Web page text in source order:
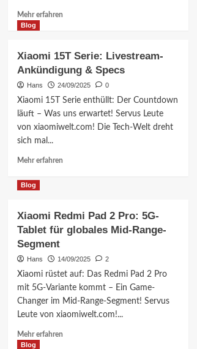
Mehr erfahrenMehr
17
Serie:
Snapdragon
Gen
5
Ranking
Blog
Xiaomi 15T Serie: Livestream-
Ankündigung & Specs
Hans 24/09/2025 0
Xiaomi 15T Serie enthüllt: Der Countdown
läuft – Was uns erwartet! Servus Leute
von xiaomiwelt.com! Die Tech-Welt dreht
sich mal...
Mehr erfahrenMehr
Serie:
Livestream-
Specs
Blog
Xiaomi Redmi Pad 2 Pro: 5G-
Tablet für globales Mid-Range-
Segment
Hans 14/09/2025 2
Xiaomi rüstet auf: Das Redmi Pad 2 Pro
mit 5G-Variante kommt – Ein Game-
Changer im Mid-Range-Segment! Servus
Leute von xiaomiwelt.com!...
Mehr erfahrenMehr
Blog